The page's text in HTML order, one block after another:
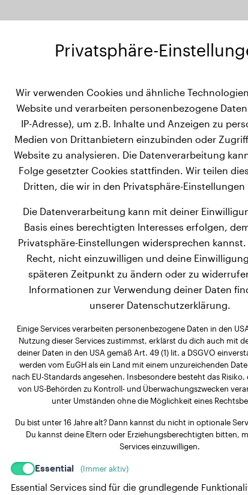
Gewichtsverlauf
Privatsphäre-
Wir verwenden Cookies und ähnliche
Website und verarbeiten personenbezogene Daten
IP-Adresse), um z.B. Inhalte und Anzeigen zu
Medien von Drittanbietern einzubinden oder
Website zu analysieren. Die Datenverarbeitung
Folge gesetzter Cookies stattfinden. Wir teilen
Dritten, die wir in den Privatsphäre-Einstellungen
Die Datenverarbeitung kann mit deiner
Basis eines berechtigten Interesses erfolgen,
Privatsphäre-Einstellungen widersprechen kannst.
Recht, nicht einzuwilligen und deine
späteren Zeitpunkt zu ändern oder zu
Informationen zur Verwendung deiner Daten
unserer Datenschutzerklärung.
Einige Services verarbeiten personenbezogene Daten in den
Nutzung dieser Services zustimmst, erklärst du dich auch mit
deiner Daten in den USA gemäß Art. 49 (1) lit. a DSGVO
werden vom EuGH als ein Land mit einem unzureichenden
nach EU-Standards angesehen. Insbesondere besteht das Risiko,
von US-Behörden zu Kontroll- und Überwachungszwecken
unter Umständen ohne die Möglichkeit eines
Du bist unter 16 Jahre alt? Dann kannst du nicht in optionale
Du kannst deine Eltern oder Erziehungsberechtigten bitten,
Services einzuwilligen.
Essential (Immer aktiv)
Essential Services sind für die grundlegende